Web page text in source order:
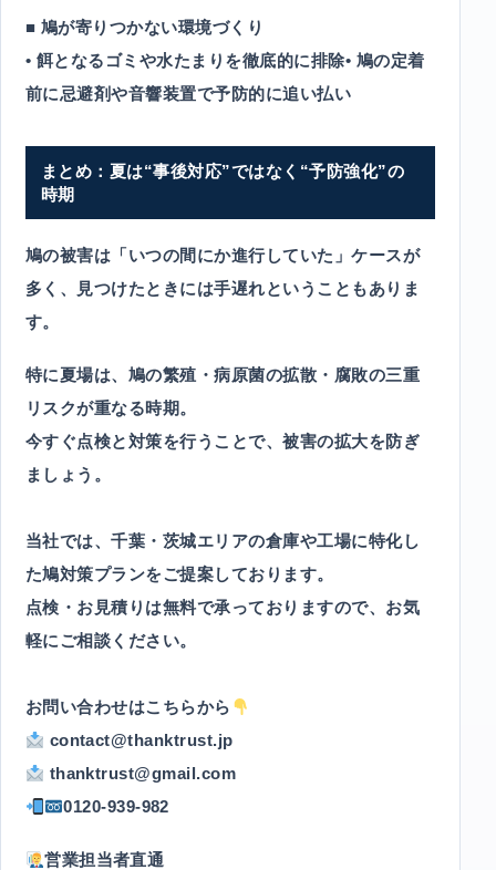
■ 鳩が寄りつかない環境づくり
• 餌となるゴミや水たまりを徹底的に排除• 鳩の定着
前に忌避剤や音響装置で予防的に追い払い
まとめ：夏は“事後対応”ではなく“予防強化”の
時期
鳩の被害は「いつの間にか進行していた」ケースが
多く、見つけたときには手遅れということもありま
す。
特に夏場は、鳩の繁殖・病原菌の拡散・腐敗の三重
リスクが重なる時期。
今すぐ点検と対策を行うことで、被害の拡大を防ぎ
ましょう。
当社では、千葉・茨城エリアの倉庫や工場に特化し
た鳩対策プランをご提案しております。
点検・お見積りは無料で承っておりますので、お気
軽にご相談ください。
お問い合わせはこちらから
contact@thanktrust.jp
thanktrust@gmail.com
0120-939-982
営業担当者直通